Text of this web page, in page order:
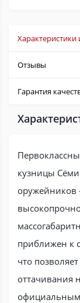
Характеристики
Отзывы
Гарантия
кузницы
оружейников
приближен к
что
оттачивания
официальным